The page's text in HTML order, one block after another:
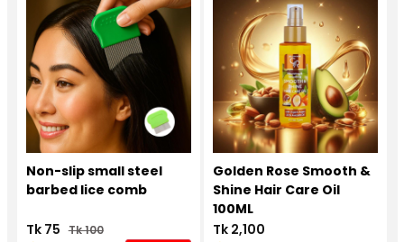
Non-slip small steel
barbed lice comb
Tk 75 Tk 100
Golden Rose Smooth &
Shine Hair Care Oil
100ML
Tk 2,100